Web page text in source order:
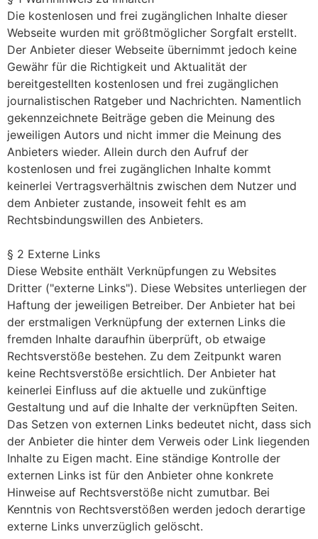
Die kostenlosen und frei zugänglichen Inhalte dieser
Webseite wurden mit größtmöglicher Sorgfalt erstellt.
Der Anbieter dieser Webseite übernimmt jedoch keine
Gewähr für die Richtigkeit und Aktualität der
bereitgestellten kostenlosen und frei zugänglichen
journalistischen Ratgeber und Nachrichten. Namentlich
gekennzeichnete Beiträge geben die Meinung des
jeweiligen Autors und nicht immer die Meinung des
Anbieters wieder. Allein durch den Aufruf der
kostenlosen und frei zugänglichen Inhalte kommt
keinerlei Vertragsverhältnis zwischen dem Nutzer und
dem Anbieter zustande, insoweit fehlt es am
Rechtsbindungswillen des Anbieters.
§ 2 Externe Links
Diese Website enthält Verknüpfungen zu Websites
Dritter ("externe Links"). Diese Websites unterliegen der
Haftung der jeweiligen Betreiber. Der Anbieter hat bei
der erstmaligen Verknüpfung der externen Links die
fremden Inhalte daraufhin überprüft, ob etwaige
Rechtsverstöße bestehen. Zu dem Zeitpunkt waren
keine Rechtsverstöße ersichtlich. Der Anbieter hat
keinerlei Einfluss auf die aktuelle und zukünftige
Gestaltung und auf die Inhalte der verknüpften Seiten.
Das Setzen von externen Links bedeutet nicht, dass sich
der Anbieter die hinter dem Verweis oder Link liegenden
Inhalte zu Eigen macht. Eine ständige Kontrolle der
externen Links ist für den Anbieter ohne konkrete
Hinweise auf Rechtsverstöße nicht zumutbar. Bei
Kenntnis von Rechtsverstößen werden jedoch derartige
externe Links unverzüglich gelöscht.